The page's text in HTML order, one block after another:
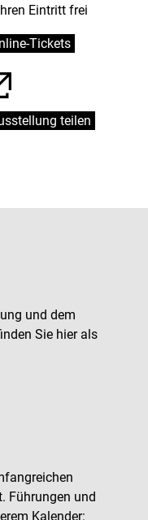
Eintritt frei
Tickets
teilen
und dem
Sie hier als
Führungen und
Kalender: